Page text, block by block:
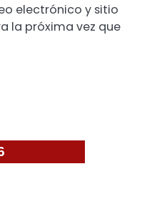
electrónico y sitio
la próxima vez que